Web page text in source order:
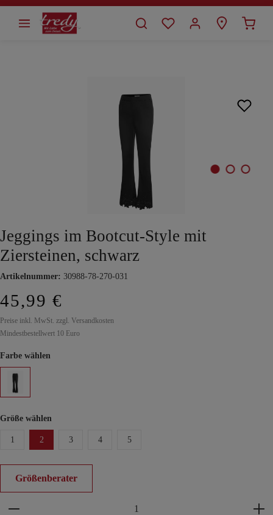
springen
Jeggings im Bootcut-Style mit
Ziersteinen, schwarz
Artikelnummer: 30988-78-270-031
45,99 €
Preise inkl. MwSt. zzgl. Versandkosten
Mindestbestellwert 10 Euro
Farbe wählen
Größe wählen
1 2 3 4 5
Größenberater
Produkt Anzahl: Gib den gewünschten Wert ein